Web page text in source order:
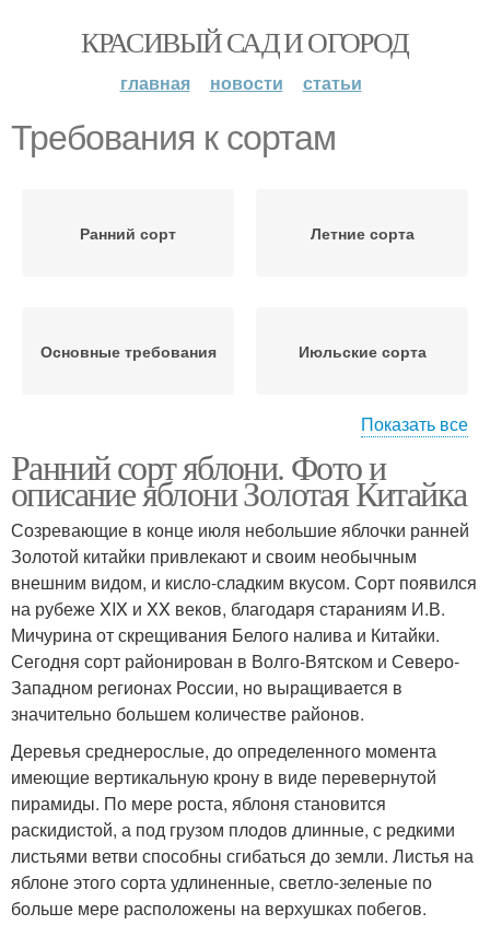
КРАСИВЫЙ САД И ОГОРОД
главная новости статьи
Требования к сортам
Ранний сорт Летние сорта
Основные требования Июльские сорта
Ранние сорта Средние сорта
Сочные сорта Осенние сорта
Зимние сорта Технический сорт
Популярные сорта Винные сорта
Показать все
Ранний сорт яблони. Фото и
описание яблони Золотая Китайка
Созревающие в конце июля небольшие яблочки ранней
Золотой китайки привлекают и своим необычным
внешним видом, и кисло-сладким вкусом. Сорт появился
на рубеже XIX и XX веков, благодаря стараниям И.В.
Мичурина от скрещивания Белого налива и Китайки.
Сегодня сорт районирован в Волго-Вятском и Северо-
Западном регионах России, но выращивается в
значительно большем количестве районов.
Деревья среднерослые, до определенного момента
имеющие вертикальную крону в виде перевернутой
пирамиды. По мере роста, яблоня становится
раскидистой, а под грузом плодов длинные, с редкими
листьями ветви способны сгибаться до земли. Листья на
яблоне этого сорта удлиненные, светло-зеленые по
больше мере расположены на верхушках побегов.